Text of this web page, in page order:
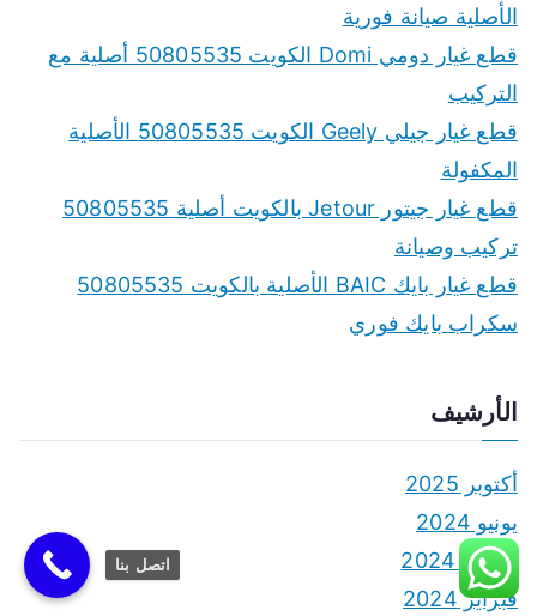
الأصلية صيانة فورية
قطع غيار دومي Domi الكويت 50805535 أصلية مع
التركيب
قطع غيار جيلي Geely الكويت 50805535 الأصلية
المكفولة
قطع غيار جيتور Jetour بالكويت أصلية 50805535
تركيب وصيانة
قطع غيار بايك BAIC الأصلية بالكويت 50805535
سكراب بايك فوري
الأرشيف
أكتوبر 2025
يونيو 2024
مارس 2024
فبراير 2024
اتصل بنا